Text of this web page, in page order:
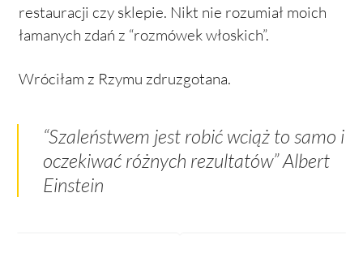
restauracji czy sklepie. Nikt nie rozumiał moich
łamanych zdań z “rozmówek włoskich”.
Wróciłam z Rzymu zdruzgotana.
“Szaleństwem jest robić wciąż to samo i
oczekiwać różnych rezultatów”Albert
Einstein